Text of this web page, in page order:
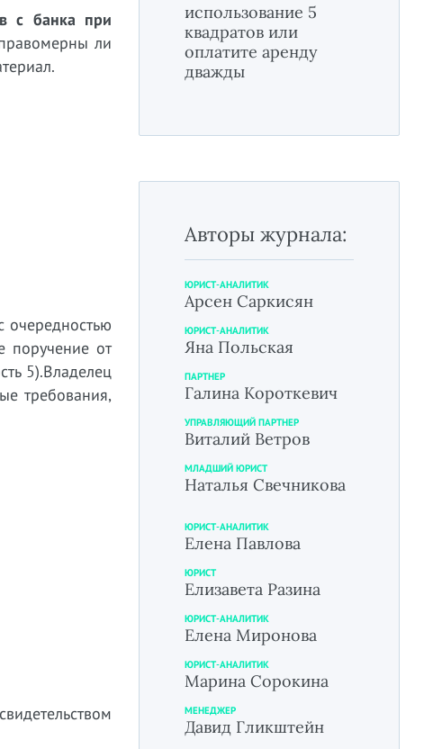
с банка при
ли
очередностью
поручение от
5).Владелец
требования,
использование 5
квадратов или
оплатите аренду
дважды
Авторы журнала:
ЮРИСТ-АНАЛИТИК
Арсен Саркисян
ЮРИСТ-АНАЛИТИК
Яна Польская
ПАРТНЕР
Галина Короткевич
УПРАВЛЯЮЩИЙ ПАРТНЕР
Виталий Ветров
МЛАДШИЙ ЮРИСТ
Наталья Свечникова
ЮРИСТ-АНАЛИТИК
Елена Павлова
ЮРИСТ
Елизавета Разина
ЮРИСТ-АНАЛИТИК
Елена Миронова
ЮРИСТ-АНАЛИТИК
Марина Сорокина
МЕНЕДЖЕР
Давид Гликштейн